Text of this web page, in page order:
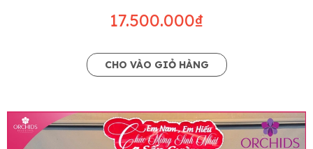
17.500.000₫
CHO VÀO GIỎ HÀNG